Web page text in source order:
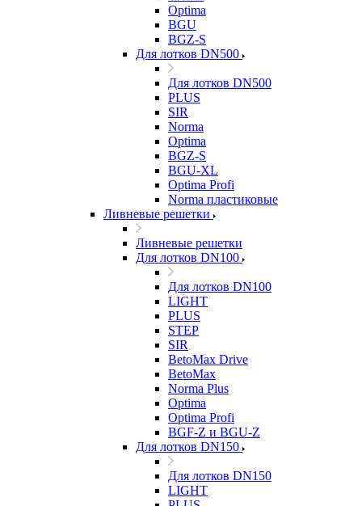
Optima
BGU
BGZ-S
Для лотков DN500
Для лотков DN500
PLUS
SIR
Norma
Optima
BGZ-S
BGU-XL
Optima Profi
Norma пластиковые
Ливневые решетки
Ливневые решетки
Для лотков DN100
Для лотков DN100
LIGHT
PLUS
STEP
SIR
BetoMax Drive
BetoMax
Norma Plus
Optima
Optima Profi
BGF-Z и BGU-Z
Для лотков DN150
Для лотков DN150
LIGHT